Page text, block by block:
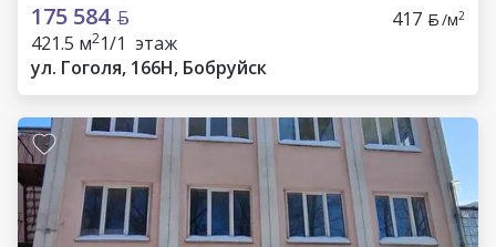
175 584 417 /м2
421.5 м21/1 этаж
ул. Гоголя, 166Н, Бобруйск